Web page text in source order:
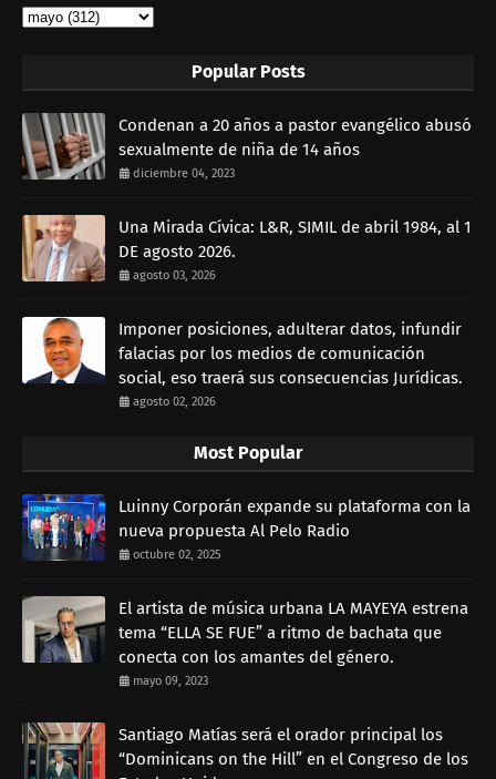
Popular Posts
Condenan a 20 años a pastor evangélico abusó
sexualmente de niña de 14 años
diciembre 04, 2023
Una Mirada Cívica: L&R, SIMIL de abril 1984, al 1
DE agosto 2026.
agosto 03, 2026
Imponer posiciones, adulterar datos, infundir
falacias por los medios de comunicación
social, eso traerá sus consecuencias Jurídicas.
agosto 02, 2026
Most Popular
Luinny Corporán expande su plataforma con la
nueva propuesta Al Pelo Radio
octubre 02, 2025
El artista de música urbana LA MAYEYA estrena
tema “ELLA SE FUE” a ritmo de bachata que
conecta con los amantes del género.
mayo 09, 2023
Santiago Matías será el orador principal los
“Dominicans on the Hill” en el Congreso de los